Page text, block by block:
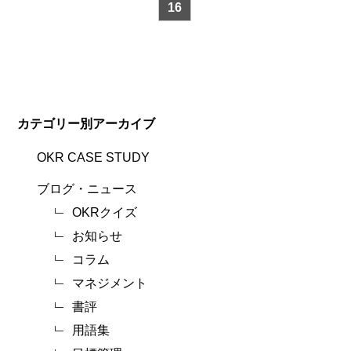
16
カテゴリー別アーカイブ
OKR CASE STUDY
ブログ・ニュース
OKRクイズ
お知らせ
コラム
マネジメント
書評
用語集